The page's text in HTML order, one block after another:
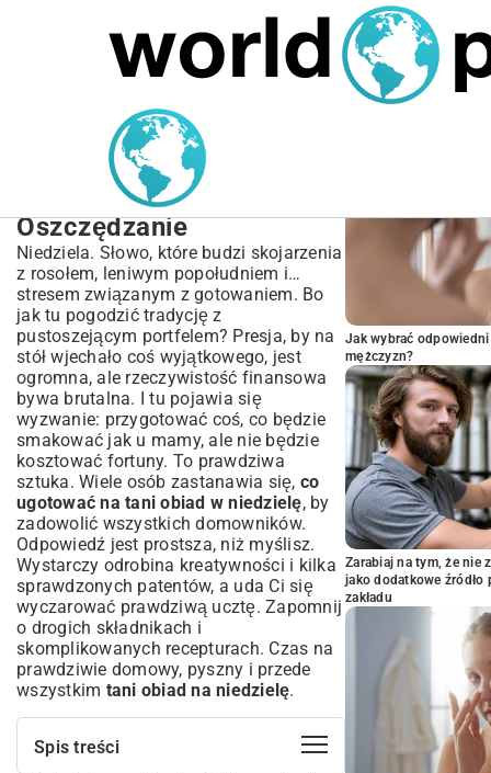
MARIUSZ ŁAMAGA 05.10.2025
Tani Obiad na Niedzielę –
20+ Przepisów i
Pomysłów na
Oszczędzanie
Niedziela. Słowo, które budzi skojarzenia
z rosołem, leniwym popołudniem i…
stresem związanym z gotowaniem. Bo
jak tu pogodzić tradycję z
pustoszejącym portfelem? Presja, by na
stół wjechało coś wyjątkowego, jest
ogromna, ale rzeczywistość finansowa
bywa brutalna. I tu pojawia się
wyzwanie: przygotować coś, co będzie
smakować jak u mamy, ale nie będzie
kosztować fortuny. To prawdziwa
sztuka. Wiele osób zastanawia się, co
ugotować na tani obiad w niedzielę, by
zadowolić wszystkich domowników.
Odpowiedź jest prostsza, niż myślisz.
Wystarczy odrobina kreatywności i kilka
sprawdzonych patentów, a uda Ci się
wyczarować prawdziwą ucztę. Zapomnij
o drogich składnikach i
skomplikowanych recepturach. Czas na
prawdziwie domowy, pyszny i przede
wszystkim tani obiad na niedzielę.
Spis treści
Jak wybrać
mężczyzn?
Zarabiaj na tym, że nie
jako dodatkowe
zakładu